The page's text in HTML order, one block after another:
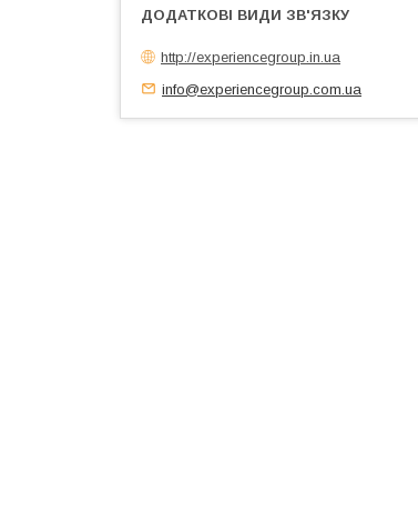
http://experiencegroup.in.ua
info@experiencegroup.com.ua